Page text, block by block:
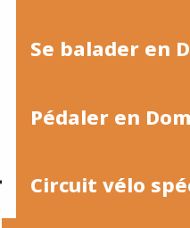
Se balader en
Pédaler en
Circuit vélo